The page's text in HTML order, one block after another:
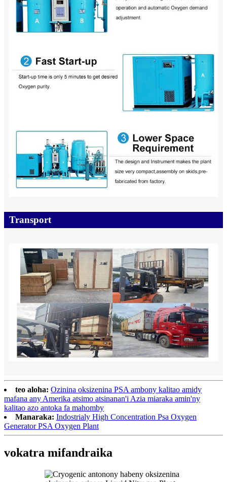
Transport
teo aloha: Ozinina oksizenina PSA ambony kalitao amidy
mafana any Amerika atsimo atsinanan'i Azia miaraka amin'ny
kalitao azo antoka fa mahomby
Manaraka: Indostrialy High Concentration Psa Oxygen
Generator PSA Oxygen Plant
vokatra mifandraika